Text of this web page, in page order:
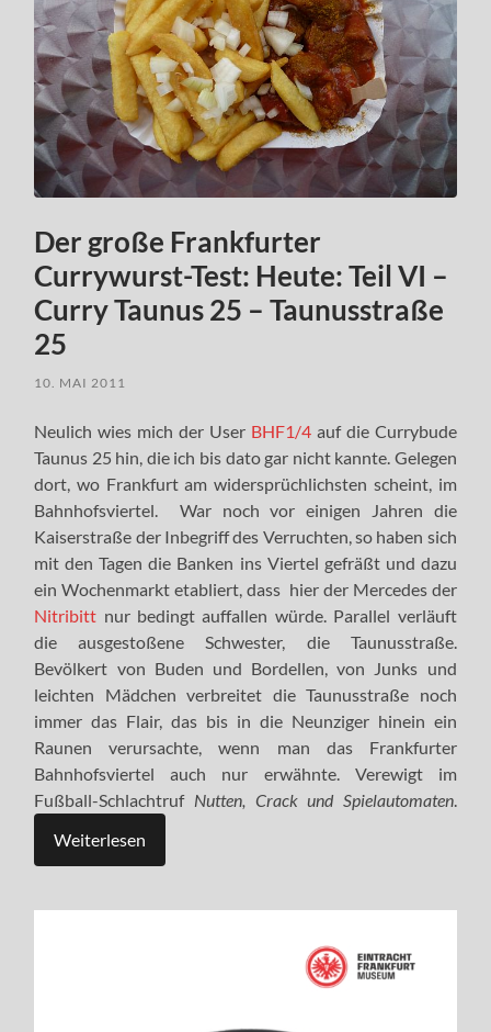
Der große Frankfurter
Currywurst-Test: Heute: Teil VI –
Curry Taunus 25 – Taunusstraße
25
10. MAI 2011
Neulich wies mich der User BHF1/4 auf die Currybude
Taunus 25 hin, die ich bis dato gar nicht kannte. Gelegen
dort, wo Frankfurt am widersprüchlichsten scheint, im
Bahnhofsviertel. War noch vor einigen Jahren die
Kaiserstraße der Inbegriff des Verruchten, so haben sich
mit den Tagen die Banken ins Viertel gefräßt und dazu
ein Wochenmarkt etabliert, dass hier der Mercedes der
Nitribitt nur bedingt auffallen würde. Parallel verläuft
die ausgestoßene Schwester, die Taunusstraße.
Bevölkert von Buden und Bordellen, von Junks und
leichten Mädchen verbreitet die Taunusstraße noch
immer das Flair, das bis in die Neunziger hinein ein
Raunen verursachte, wenn man das Frankfurter
Bahnhofsviertel auch nur erwähnte. Verewigt im
Fußball-Schlachtruf Nutten, Crack und Spielautomaten.
Weiterlesen